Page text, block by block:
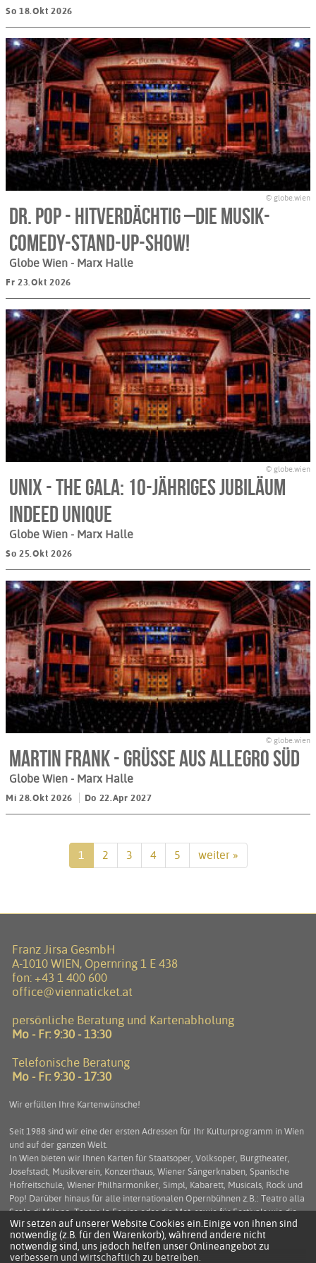
So 18.Okt 2026
© globe.wien
Dr. Pop - Hitverdächtig –Die Musik-
Comedy-Stand-up-Show!
Globe Wien - Marx Halle
Fr 23.Okt 2026
© globe.wien
UniX - The Gala: 10-jähriges Jubiläum
Indeed Unique
Globe Wien - Marx Halle
So 25.Okt 2026
© globe.wien
Martin Frank - Grüße aus Allegro Süd
Globe Wien - Marx Halle
Mi 28.Okt 2026 Do 22.Apr 2027
1 2 3 4 5 weiter »
Franz Jirsa GesmbH
A-1010 WIEN, Opernring 1 E 438
fon: +43 1 400 600
office@viennaticket.at
persönliche Beratung und Kartenabholung
Mo - Fr: 9:30 - 13:30
Telefonische Beratung
Mo - Fr: 9:30 - 17:30
Wir erfüllen Ihre Kartenwünsche!
Seit 1988 sind wir eine der ersten Adressen für Ihr Kulturprogramm in Wien
und auf der ganzen Welt.
In Wien bieten wir Ihnen Karten für Staatsoper, Volksoper, Burgtheater,
Josefstadt, Musikverein, Konzerthaus, Wiener Sängerknaben, Spanische
Hofreitschule, Wiener Philharmoniker, Simpl, Kabarett, Musicals, Rock und
Pop! Darüber hinaus für alle internationalen Opernbühnen z.B.: Teatro alla
Scala di Milano, Teatro la Fenice oder die Met, sowie für Festivals wie die
Salzburger Festspiele, die Arena di Verona und viele mehr. Service und
Beratung stehen an erster Stelle um Ihnen einen unbeschwerten
Kulturgenuss zu ermöglichen.
Wir setzen auf unserer Website Cookies ein.Einige von ihnen sind
notwendig (z.B. für den Warenkorb), während andere nicht
notwendig sind, uns jedoch helfen unser Onlineangebot zu
verbessern und wirtschaftlich zu betreiben.